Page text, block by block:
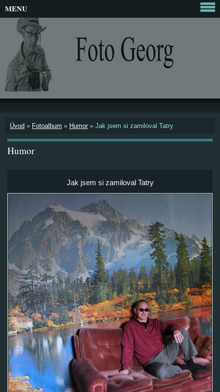
Úvod » Fotoalbum » Humor » Jak jsem si zamiloval Tatry
Humor
Jak jsem si zamiloval Tatry
MENU